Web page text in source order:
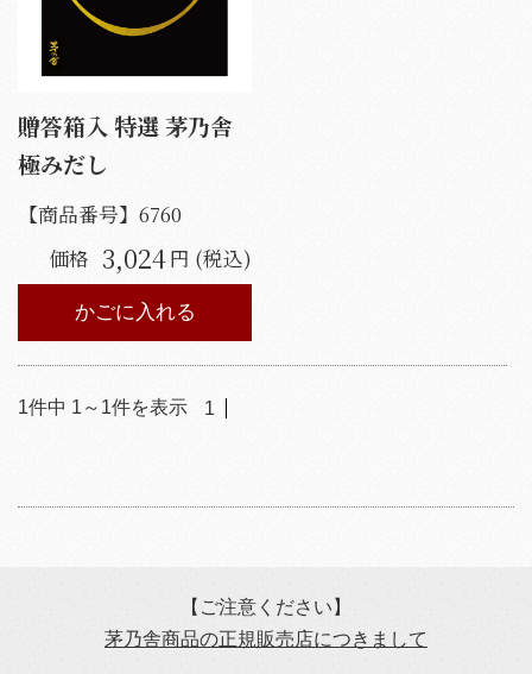
贈答箱入 特選 茅乃舎
極みだし
【商品番号】 6760
価格 3,024円 (税込)
かごに入れる
1件中 1 ～ 1件を表示 1
【ご注意ください】
茅乃舎商品の正規販売店につきまして